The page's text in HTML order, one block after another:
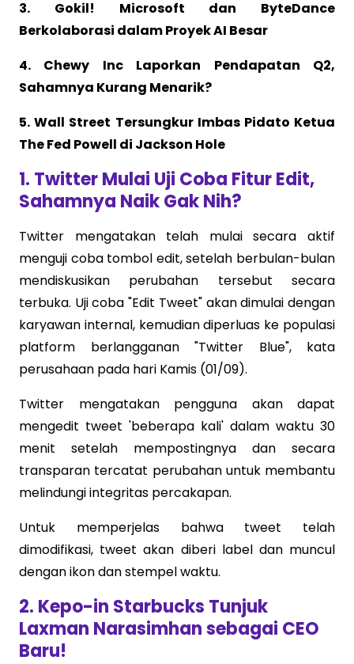
3. Gokil! Microsoft dan ByteDance
Berkolaborasi dalam Proyek AI Besar
4. Chewy Inc Laporkan Pendapatan Q2,
Sahamnya Kurang Menarik?
5. Wall Street Tersungkur Imbas Pidato Ketua
The Fed Powell di Jackson Hole
1. Twitter Mulai Uji Coba Fitur Edit,
Sahamnya Naik Gak Nih?
Twitter mengatakan telah mulai secara aktif
menguji coba tombol edit, setelah berbulan-bulan
mendiskusikan perubahan tersebut secara
terbuka. Uji coba "Edit Tweet" akan dimulai dengan
karyawan internal, kemudian diperluas ke populasi
platform berlangganan "Twitter Blue", kata
perusahaan pada hari Kamis (01/09).
Twitter mengatakan pengguna akan dapat
mengedit tweet 'beberapa kali' dalam waktu 30
menit setelah mempostingnya dan secara
transparan tercatat perubahan untuk membantu
melindungi integritas percakapan.
Untuk memperjelas bahwa tweet telah
dimodifikasi, tweet akan diberi label dan muncul
dengan ikon dan stempel waktu.
2. Kepo-in Starbucks Tunjuk
Laxman Narasimhan sebagai CEO
Baru!